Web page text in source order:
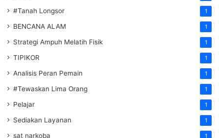
#Tanah Longsor 1
BENCANA ALAM 1
Strategi Ampuh Melatih Fisik 1
TIPIKOR 1
Analisis Peran Pemain 1
#Tewaskan Lima Orang 1
Pelajar 1
Sediakan Layanan 1
sat narkoba 1